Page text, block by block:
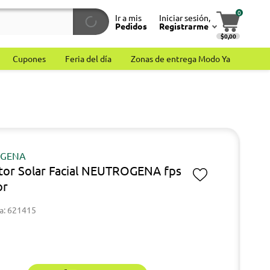
Ir a mis
Pedidos
Iniciar sesión,
Registrarme
0
$0,00
Cupones Feria del día Zonas de entrega Modo Ya
Solar Facial NEUTROGENA fps
621415